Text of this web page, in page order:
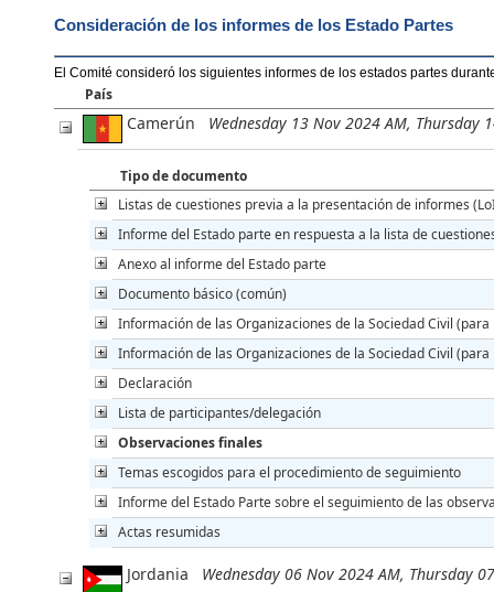
Consideración de los informes de los Estado Partes
El Comité consideró los siguientes informes de los estados partes
País
Camerún Wednesday 13 Nov 2024 AM, Thursday
Tipo de documento
Listas de cuestiones previa a la presentación de informes
Informe del Estado parte en respuesta a la lista de
Anexo al informe del Estado parte
Documento básico (común)
Información de las Organizaciones de la Sociedad Civil (para
Información de las Organizaciones de la Sociedad Civil
Declaración
Lista de participantes/delegación
Observaciones finales
Temas escogidos para el procedimiento de seguimiento
Informe del Estado Parte sobre el seguimiento de las
Actas resumidas
Jordania Wednesday 06 Nov 2024 AM, Thursday